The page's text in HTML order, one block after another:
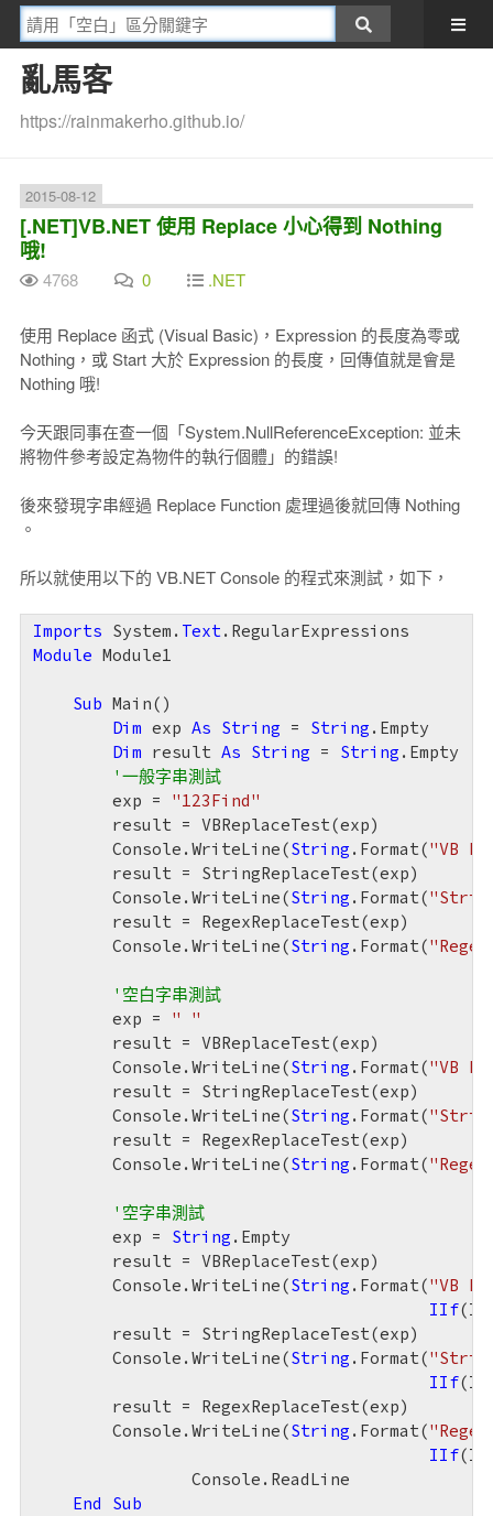
亂馬客
https://rainmakerho.github.io/
2015-08-12
[.NET]VB.NET 使用 Replace 小心得到 Nothing
哦!
4768 0 .NET
使用 Replace 函式 (Visual Basic)，Expression 的長度為零或
Nothing，或 Start 大於 Expression 的長度，回傳值就是會是
Nothing 哦!
今天跟同事在查一個「System.NullReferenceException: 並未
將物件參考設定為物件的執行個體」的錯誤!
後來發現字串經過 Replace Function 處理過後就回傳 Nothing
。
所以就使用以下的 VB.NET Console 的程式來測試，如下，
Imports System. Text
Module Module1
Sub Main()
Dim exp As String = String .Empty
Dim result As String = String .Empty
'一般字串測試
        exp =
"123Find"
        result = VBReplaceTest(exp)
        Console.WriteLine(
String .Format("VB
        result = StringReplaceTest(exp)
        Console.WriteLine(
String .Format(
        result = RegexReplaceTest(exp)
        Console.WriteLine(
String .Format(
'空白字串測試
        exp =
" "
        result = VBReplaceTest(exp)
        Console.WriteLine(
String .Format("VB
        result = StringReplaceTest(exp)
        Console.WriteLine(
String .Format(
        result = RegexReplaceTest(exp)
        Console.WriteLine(
String .Format(
'空字串測試
        exp =
String .Empty
        result = VBReplaceTest(exp)
        Console.WriteLine(
String .Format("VB
IIf
        result = StringReplaceTest(exp)
        Console.WriteLine(
String .Format(
IIf
        result = RegexReplaceTest(exp)
        Console.WriteLine(
String .Format(
IIf
End
Sub